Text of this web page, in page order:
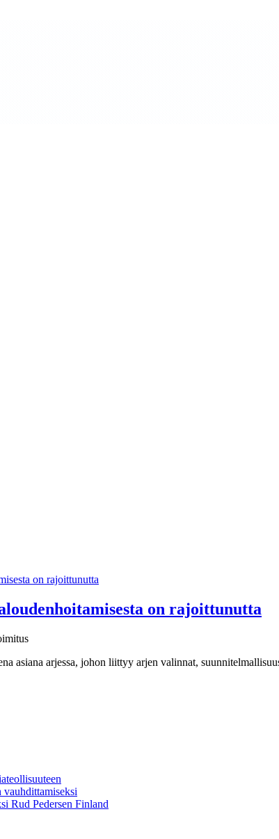
on rajoittunutta
asiana arjessa, johon liittyy arjen valinnat,
Rud Pedersen Finland